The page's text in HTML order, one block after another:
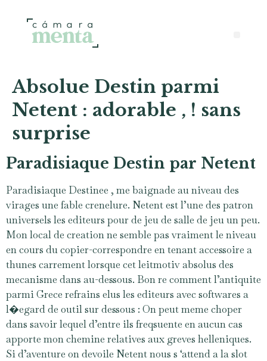
Absolue Destin parmi
Netent : adorable , ! sans
surprise
Paradisiaque Destin par Netent
Paradisiaque Destinee , me baignade au niveau des
virages une fable crenelure. Netent est l’une des patron
universels les editeurs pour de jeu de salle de jeu un peu.
Mon local de creation ne semble pas vraiment le niveau
en cours du copier-correspondre en tenant accessoire a
thunes carrement lorsque cet leitmotiv absolus des
mecanisme dans au-dessous. Bon re comment l’antiquite
parmi Grece refrains elus les editeurs avec softwares a
l�egard de outil sur dessous : On peut meme choper
dans savoir lequel d’entre ils freqsuente en aucun cas
apporte mon chemine relatives aux greves helleniques.
Si d’aventure on devoile Netent nous s ‘attend a la slot